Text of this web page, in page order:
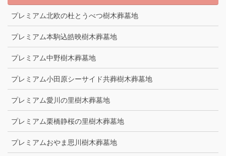
プレミアム北欧の杜とうべつ樹木葬墓地
プレミアム本駒込皓映樹木葬墓地
プレミアム中野樹木葬墓地
プレミアム小田原シーサイド共葬樹木葬墓地
プレミアム愛川の里樹木葬墓地
プレミアム栗橋静桜の里樹木葬墓地
プレミアムおやま思川樹木葬墓地